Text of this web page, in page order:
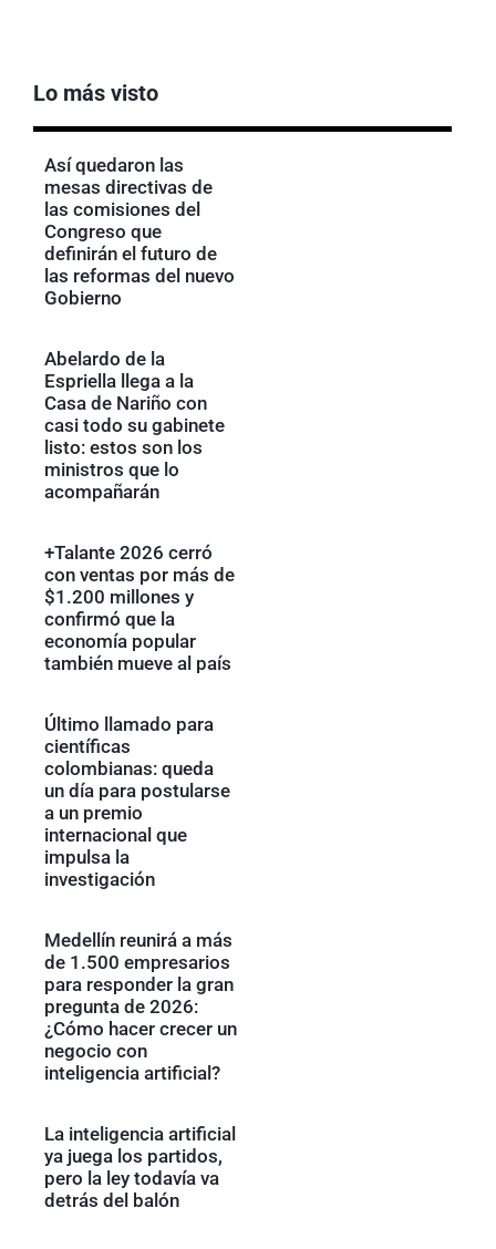
Lo más visto
Así quedaron las
mesas directivas de
las comisiones del
Congreso que
definirán el futuro de
las reformas del nuevo
Gobierno
Abelardo de la
Espriella llega a la
Casa de Nariño con
casi todo su gabinete
listo: estos son los
ministros que lo
acompañarán
+Talante 2026 cerró
con ventas por más de
$1.200 millones y
confirmó que la
economía popular
también mueve al país
Último llamado para
científicas
colombianas: queda
un día para postularse
a un premio
internacional que
impulsa la
investigación
Medellín reunirá a más
de 1.500 empresarios
para responder la gran
pregunta de 2026:
¿Cómo hacer crecer un
negocio con
inteligencia artificial?
La inteligencia artificial
ya juega los partidos,
pero la ley todavía va
detrás del balón